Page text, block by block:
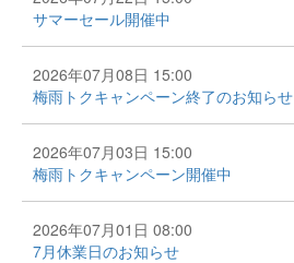
サマーセール開催中
2026年07月08日 15:00
梅雨トクキャンペーン終了のお知らせ
2026年07月03日 15:00
梅雨トクキャンペーン開催中
2026年07月01日 08:00
7月休業日のお知らせ